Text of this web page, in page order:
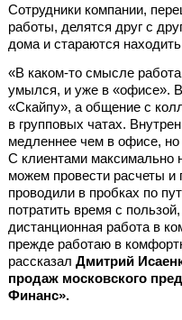
Сотрудники компании,
работы, делятся друг с
дома и стараются
«В каком-то смысле
умылся, и уже в «офисе».
«Скайпу», а общение с
в групповых чатах.
медленнее чем в офисе, но
С клиентами максимально
можем провести расчеты и
проводили в пробках по
потратить время с
дистанционная работа в
прежде работаю в
рассказал Дмитрий
продаж московского
Финанс».